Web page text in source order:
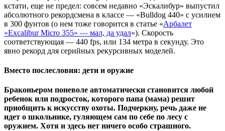
кстати, еще не предел: совсем недавно «Эскалибур» выпустил
абсолютного рекордсмена в классе — «Bulldog 440» с усилием
в 300 фунтов (о нем тоже говорится в статье «Арбалет
«Excalibur Micro 355» — мал, да удал«). Скорость
соответствующая — 440 fps, или 134 метра в секунду. Это
явно рекорд для серийных рекурсивных моделей.
Вместо послесловия: дети и оружие
Браконьером поневоле автоматически становится любой
ребенок или подросток, которого папа (мама) решит
приобщить к искусству охоты. Подчеркну, речь даже не
идет о школьнике, гуляющем сам по себе по лесу с
оружием. Хотя и здесь нет ничего особо страшного.